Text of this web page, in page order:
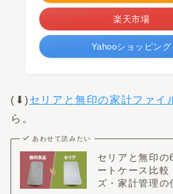
楽天市場
Yahooショッピング
(⬇︎) セリアと無印の家計ファイ
ら。
あわせて読みたい
セリアと無印の
ートケース比較
ズ・家計管理の